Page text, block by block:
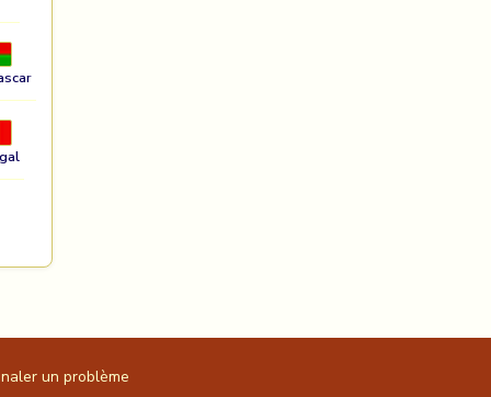
un problème